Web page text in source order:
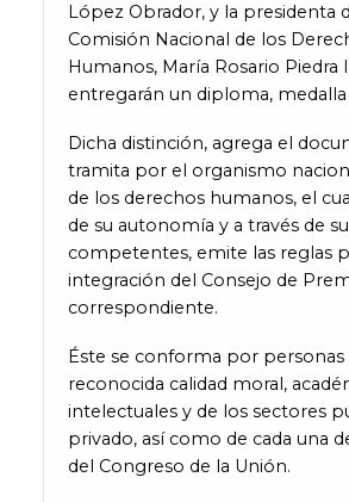
López Obrador, y la presidenta
Comisión Nacional de los
Humanos, María Rosario Piedra
entregarán un diploma,
Dicha distinción, agrega el
tramita por el organismo
de los derechos humanos, el
de su autonomía y a través de
competentes, emite las reglas
integración del Consejo de
correspondiente.
Éste se conforma por personas
reconocida calidad moral,
intelectuales y de los sectores
privado, así como de cada una
del Congreso de la Unión.